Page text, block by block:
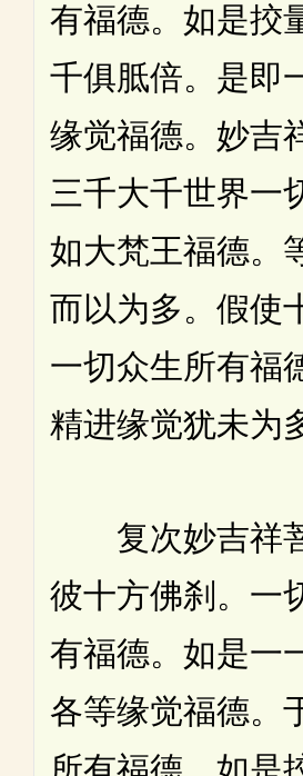
有福德。如是挍
千俱胝倍。是即
缘觉福德。妙吉
三千大千世界一
如大梵王福德。
而以为多。假使
一切众生所有福
精进缘觉犹未为
复次妙吉祥
彼十方佛刹。一
有福德。如是一
各等缘觉福德。